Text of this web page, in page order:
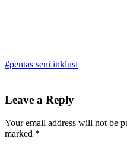
#pentas seni inklusi
Leave a Reply
Your email address will not be
marked *